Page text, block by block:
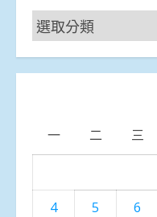
新
聞
分
一 二 三
4
5 6